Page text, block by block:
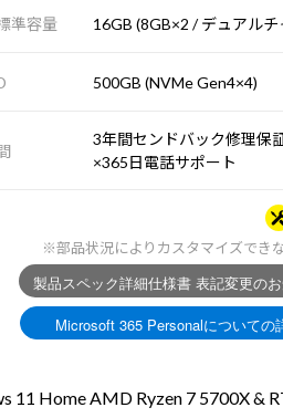
準容量 16GB (8GB×2 / デュアルチ
500GB (NVMe Gen4×4)
3年間センドバック修理保
×365日電話サポート
※部品状況によりカスタマイズでき
11 Home AMD Ryzen 7 5700X &